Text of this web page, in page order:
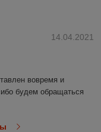
14.04.2021
вовремя и
будем обращаться